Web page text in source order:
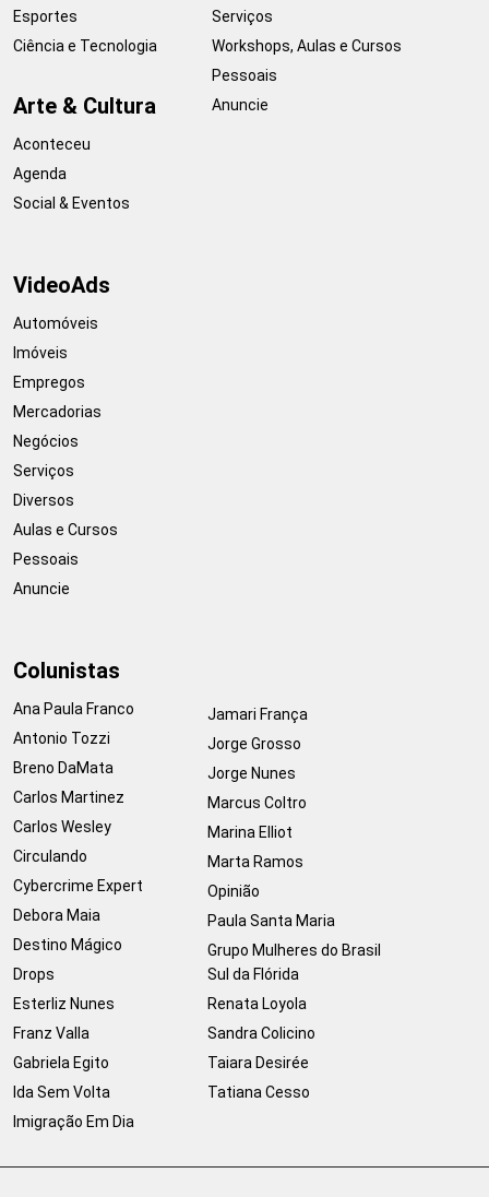
Esportes
Ciência e Tecnologia
Arte & Cultura
Aconteceu
Agenda
Social & Eventos
Serviços
Workshops, Aulas e Cursos
Pessoais
Anuncie
VideoAds
Automóveis
Imóveis
Empregos
Mercadorias
Negócios
Serviços
Diversos
Aulas e Cursos
Pessoais
Anuncie
Colunistas
Ana Paula Franco
Antonio Tozzi
Breno DaMata
Carlos Martinez
Carlos Wesley
Circulando
Cybercrime Expert
Debora Maia
Destino Mágico
Drops
Esterliz Nunes
Franz Valla
Gabriela Egito
Ida Sem Volta
Imigração Em Dia
Jamari França
Jorge Grosso
Jorge Nunes
Marcus Coltro
Marina Elliot
Marta Ramos
Opinião
Paula Santa Maria
Grupo Mulheres do Brasil
Sul da Flórida
Renata Loyola
Sandra Colicino
Taiara Desirée
Tatiana Cesso